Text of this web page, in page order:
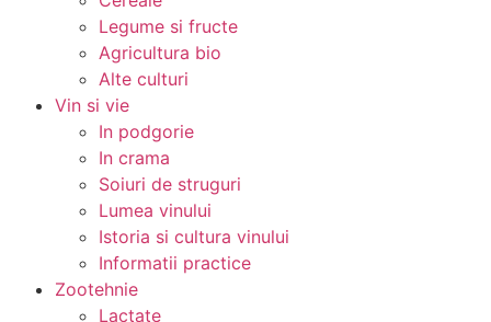
Legume si fructe
Agricultura bio
Alte culturi
Vin si vie
In podgorie
In crama
Soiuri de struguri
Lumea vinului
Istoria si cultura vinului
Informatii practice
Zootehnie
Lactate